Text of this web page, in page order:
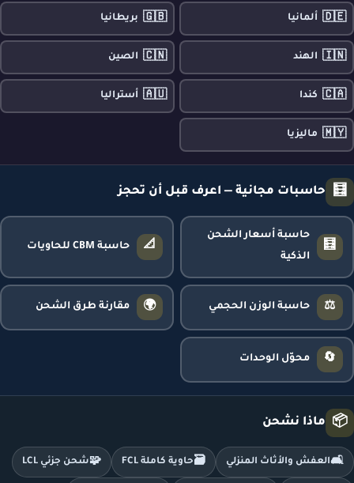
🇩🇪 ألمانيا 🇬🇧 بريطانيا
🇮🇳 الهند 🇨🇳 الصين
🇨🇦 كندا 🇦🇺 أستراليا
🇲🇾 ماليزيا
🧮 حاسبات مجانية — اعرف قبل أن تحجز
🧮
حاسبة أسعار الشحن
الذكية
📐 حاسبة CBM للحاويات
⚖️ حاسبة الوزن الحجمي 🌍 مقارنة طرق الشحن
🔄 محوّل الوحدات
📦 ماذا نشحن
🛋️العفش والأثاث المنزلي 🗃️حاوية كاملة FCL 🧩شحن جزئي LCL